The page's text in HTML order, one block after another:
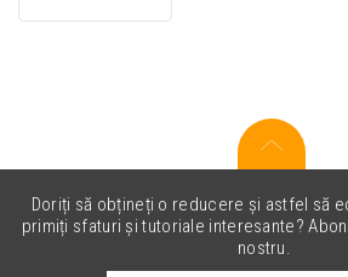
pentru
Doriți să obțineți o reducere și astfel să
primiți sfaturi și tutoriale interesante?
nostru.